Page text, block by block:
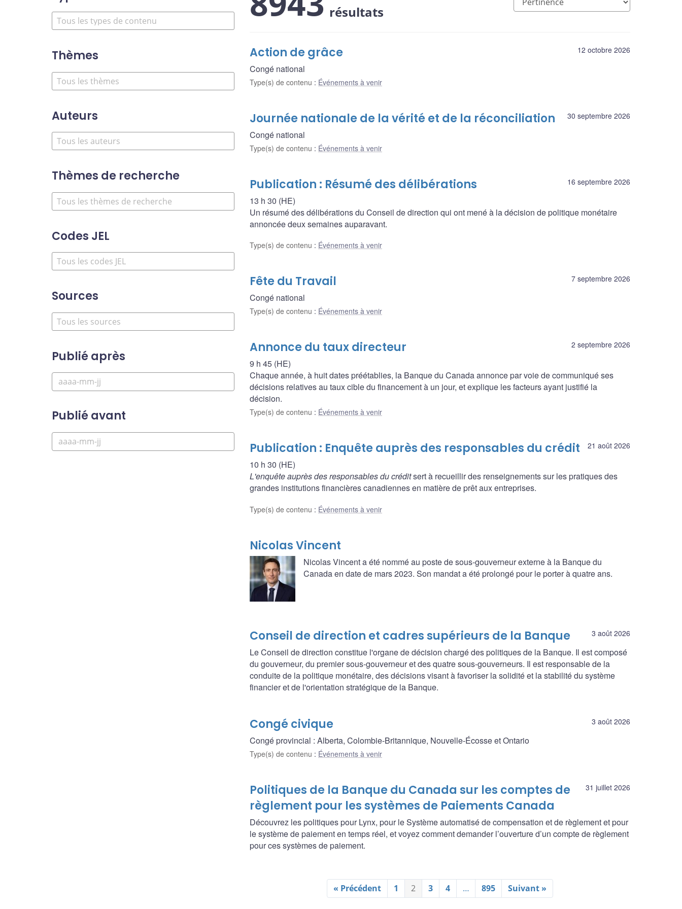
Thèmes
Auteurs
Thèmes de recherche
Codes JEL
Sources
Publié après
Publié avant
résultats
12 octobre 2026
Action de grâce
Congé national
Type(s) de contenu : Événements à venir
30 septembre 2026
Journée nationale de la vérité et de la réconciliation
Congé national
Type(s) de contenu : Événements à venir
16 septembre 2026
Publication : Résumé des délibérations
13 h 30 (HE)
Un résumé des délibérations du Conseil de direction qui ont mené à la décision de politique monétaire
annoncée deux semaines auparavant.
Type(s) de contenu : Événements à venir
7 septembre 2026
Fête du Travail
Congé national
Type(s) de contenu : Événements à venir
2 septembre 2026
Annonce du taux directeur
9 h 45 (HE)
Chaque année, à huit dates préétablies, la Banque du Canada annonce par voie de communiqué ses
décisions relatives au taux cible du financement à un jour, et explique les facteurs ayant justifié la
décision.
Type(s) de contenu : Événements à venir
21 août 2026
Publication : Enquête auprès des responsables du crédit
10 h 30 (HE)
L'enquête auprès des responsables du créditsert à recueillir des renseignements sur les pratiques des
grandes institutions financières canadiennes en matière de prêt aux entreprises.
Type(s) de contenu : Événements à venir
Nicolas Vincent
Nicolas Vincent a été nommé au poste de sous-gouverneur externe à la Banque du
Canada en date de mars 2023. Son mandat a été prolongé pour le porter à quatre ans.
3 août 2026
Conseil de direction et cadres supérieurs de la Banque
Le Conseil de direction constitue l'organe de décision chargé des politiques de la Banque. Il est composé
du gouverneur, du premier sous-gouverneur et des quatre sous-gouverneurs. Il est responsable de la
conduite de la politique monétaire, des décisions visant à favoriser la solidité et la stabilité du système
financier et de l'orientation stratégique de la Banque.
3 août 2026
Congé civique
Congé provincial : Alberta, Colombie-Britannique, Nouvelle-Écosse et Ontario
Type(s) de contenu : Événements à venir
31 juillet 2026
Politiques de la Banque du Canada sur les comptes de
règlement pour les systèmes de Paiements Canada
Découvrez les politiques pour Lynx, pour le Système automatisé de compensation et de règlement et pour
le système de paiement en temps réel, et voyez comment demander l’ouverture d’un compte de règlement
pour ces systèmes de paiement.
« Précédent 1 2 3 4 … 895 Suivant »